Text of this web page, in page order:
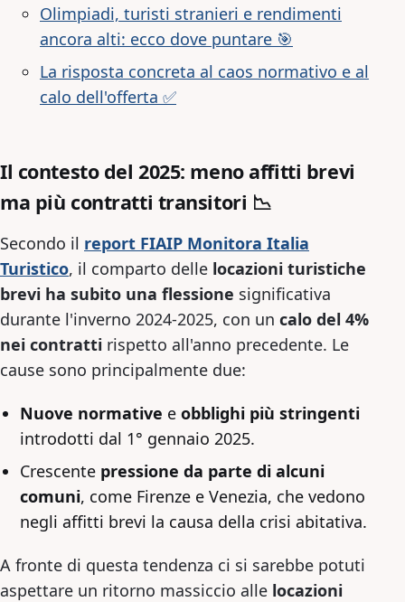
Olimpiadi, turisti stranieri e rendimenti
ancora alti: ecco dove puntare 🎯
La risposta concreta al caos normativo e al
calo dell'offerta ✅
Il contesto del 2025: meno affitti brevi
ma più contratti transitori 📉
Secondo il report FIAIP Monitora Italia
Turistico, il comparto delle locazioni turistiche
brevi ha subito una flessione significativa
durante l'inverno 2024-2025, con un calo del 4%
nei contratti rispetto all'anno precedente. Le
cause sono principalmente due:
Nuove normative e obblighi più stringenti
introdotti dal 1° gennaio 2025.
Crescente pressione da parte di alcuni
comuni, come Firenze e Venezia, che vedono
negli affitti brevi la causa della crisi abitativa.
A fronte di questa tendenza ci si sarebbe potuti
aspettare un ritorno massiccio alle locazioni